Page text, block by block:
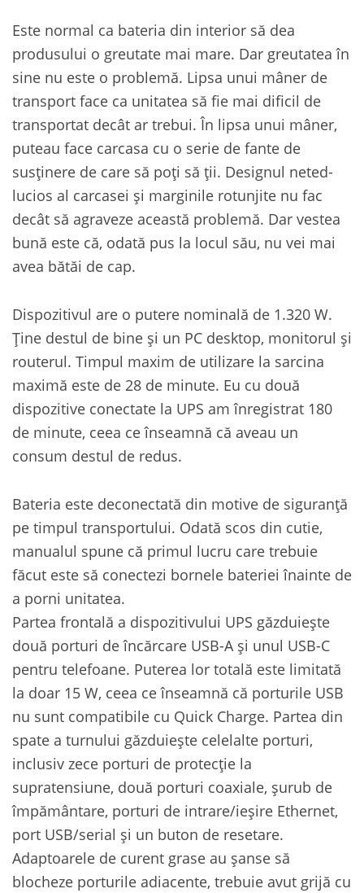
Este normal ca bateria din interior să dea
produsului o greutate mai mare. Dar greutatea în
sine nu este o problemă. Lipsa unui mâner de
transport face ca unitatea să fie mai dificil de
transportat decât ar trebui. În lipsa unui mâner,
puteau face carcasa cu o serie de fante de
susținere de care să poți să ții. Designul neted-
lucios al carcasei și marginile rotunjite nu fac
decât să agraveze această problemă. Dar vestea
bună este că, odată pus la locul său, nu vei mai
avea bătăi de cap.
Dispozitivul are o putere nominală de 1.320 W.
Ține destul de bine și un PC desktop, monitorul și
routerul. Timpul maxim de utilizare la sarcina
maximă este de 28 de minute. Eu cu două
dispozitive conectate la UPS am înregistrat 180
de minute, ceea ce înseamnă că aveau un
consum destul de redus.
Bateria este deconectată din motive de siguranță
pe timpul transportului. Odată scos din cutie,
manualul spune că primul lucru care trebuie
făcut este să conectezi bornele bateriei înainte de
a porni unitatea.
Partea frontală a dispozitivului UPS găzduiește
două porturi de încărcare USB-A și unul USB-C
pentru telefoane. Puterea lor totală este limitată
la doar 15 W, ceea ce înseamnă că porturile USB
nu sunt compatibile cu Quick Charge. Partea din
spate a turnului găzduiește celelalte porturi,
inclusiv zece porturi de protecție la
supratensiune, două porturi coaxiale, șurub de
împământare, porturi de intrare/ieșire Ethernet,
port USB/serial și un buton de resetare.
Adaptoarele de curent grase au șanse să
blocheze porturile adiacente, trebuie avut grijă cu